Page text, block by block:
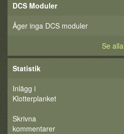
DCS Moduler
Äger inga DCS moduler
Se alla
Statistik
Inlägg i
Klotterplanket
Skrivna
kommentarer